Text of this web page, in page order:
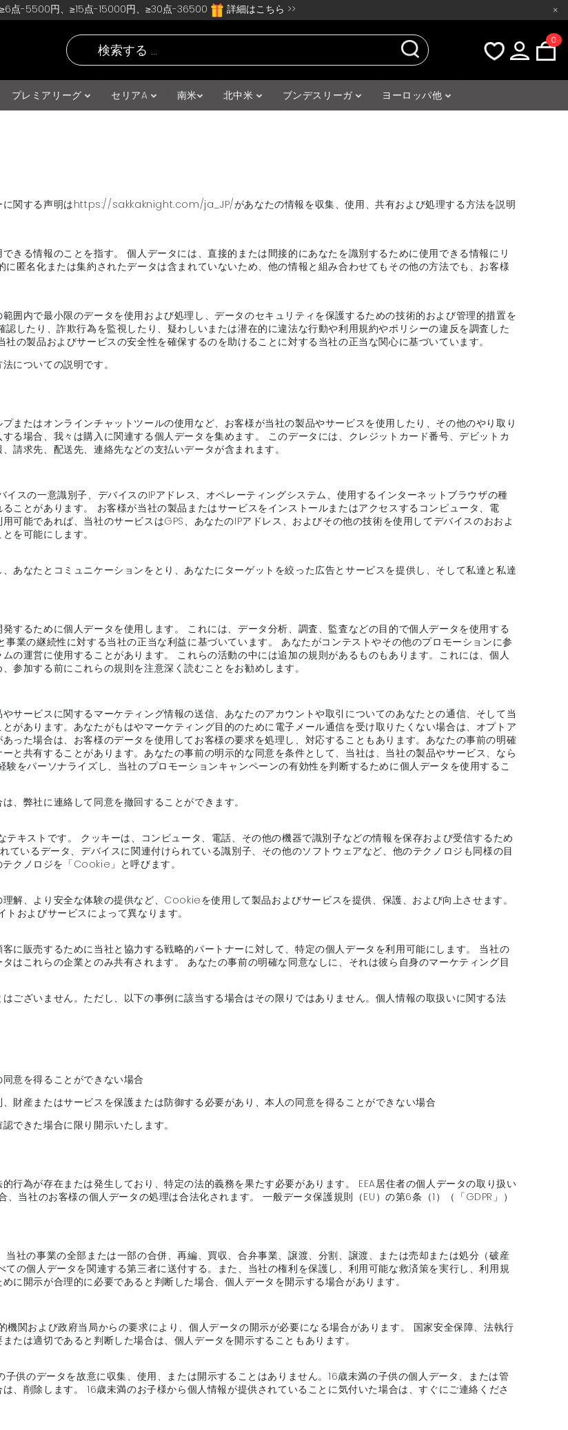
点-5500円、≥15点-15000円、≥30点-36500 詳細はこちら >> ×
0
プレミアリーグ セリアA 南米 北中米 ブンデスリーガ ヨーロッパ他
に関する声明はhttps://sakkaknight.com/ja_JP/があなたの情報を収集、使用、共有および処理する方法を説明
きる情報のことを指す。 個人データには、直接的または間接的にあなたを識別するために使用できる情報にリ
匿名化または集約されたデータは含まれていないため、他の情報と組み合わせてもその他の方法でも、お客様
囲内で最小限のデータを使用および処理し、データのセキュリティを保護するための技術的および管理的措置を
したり、詐欺行為を監視したり、疑わしいまたは潜在的に違法な行動や利用規約やポリシーの違反を調査した
の製品およびサービスの安全性を確保するのを助けることに対する当社の正当な関心に基づいています。
についての説明です。
またはオンラインチャットツールの使用など、お客様が当社の製品やサービスを使用したり、その他のやり取り
る場合、我々は購入に関連する個人データを集めます。 このデータには、クレジットカード番号、デビットカ
請求先、配送先、連絡先などの支払いデータが含まれます。
スの一意識別子、デバイスのIPアドレス、オペレーティングシステム、使用するインターネットブラウザの種
ことがあります。 お客様が当社の製品またはサービスをインストールまたはアクセスするコンピュータ、電
可能であれば、当社のサービスはGPS、あなたのIPアドレス、およびその他の技術を使用してデバイスのおおよ
を可能にします。
あなたとコミュニケーションをとり、あなたにターゲットを絞った広告とサービスを提供し、そして私達と私達
するために個人データを使用します。 これには、データ分析、調査、監査などの目的で個人データを使用する
業の継続性に対する当社の正当な利益に基づいています。 あなたがコンテストやその他のプロモーションに参
の運営に使用することがあります。 これらの活動の中には追加の規則があるものもあります。これには、個人
参加する前にこれらの規則を注意深く読むことをお勧めします。
サービスに関するマーケティング情報の送信、あなたのアカウントや取引についてのあなたとの通信、そして当
があります。あなたがもはやマーケティング目的のために電子メール通信を受け取りたくない場合は、オプトア
った場合は、お客様のデータを使用してお客様の要求を処理し、対応することもあります。あなたの事前の明確
と共有することがあります。あなたの事前の明示的な同意を条件として、当社は、当社の製品やサービス、なら
をパーソナライズし、当社のプロモーションキャンペーンの有効性を判断するために個人データを使用するこ
、弊社に連絡して同意を撤回することができます。
キストです。 クッキーは、コンピュータ、電話、その他の機器で識別子などの情報を保存および受信するため
いるデータ、デバイスに関連付けられている識別子、その他のソフトウェアなど、他のテクノロジも同様の目
クノロジを「Cookie」と呼びます。
解、より安全な体験の提供など、Cookieを使用して製品およびサービスを提供、保護、および向上させます。
およびサービスによって異なります。
に販売するために当社と協力する戦略的パートナーに対して、特定の個人データを利用可能にします。 当社の
はこれらの企業とのみ共有されます。 あなたの事前の明確な同意なしに、それは彼ら自身のマーケティング目
ございません。ただし、以下の事例に該当する場合はその限りではありません。個人情報の取扱いに関する法
意を得ることができない場合
財産またはサービスを保護または防御する必要があり、本人の同意を得ることができない場合
できた場合に限り開示いたします。
行為が存在または発生しており、特定の法的義務を果たす必要があります。 EEA居住者の個人データの取り扱い
当社のお客様の個人データの処理は合法化されます。 一般データ保護規則（EU）の第6条（1）（「GDPR」）
社の事業の全部または一部の合併、再編、買収、合弁事業、譲渡、分割、譲渡、または売却または処分（破産
の個人データを関連する第三者に送付する。また、当社の権利を保護し、利用可能な救済策を実行し、利用規
に開示が合理的に必要であると判断した場合、個人データを開示する場合があります。
関および政府当局からの要求により、個人データの開示が必要になる場合があります。 国家安全保障、法執行
は適切であると判断した場合は、個人データを開示することもあります。
供のデータを故意に収集、使用、または開示することはありません。16歳未満の子供の個人データ、または管
、削除します。 16歳未満のお子様から個人情報が提供されていることに気付いた場合は、すぐにご連絡くださ